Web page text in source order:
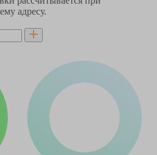
адресу.